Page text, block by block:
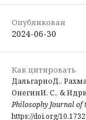
Опубликован
2024-06-30
Как цитировать
ДальгарноД.,
ОнегинИ. С., &
Philosophy Journal of
https://doi.org/